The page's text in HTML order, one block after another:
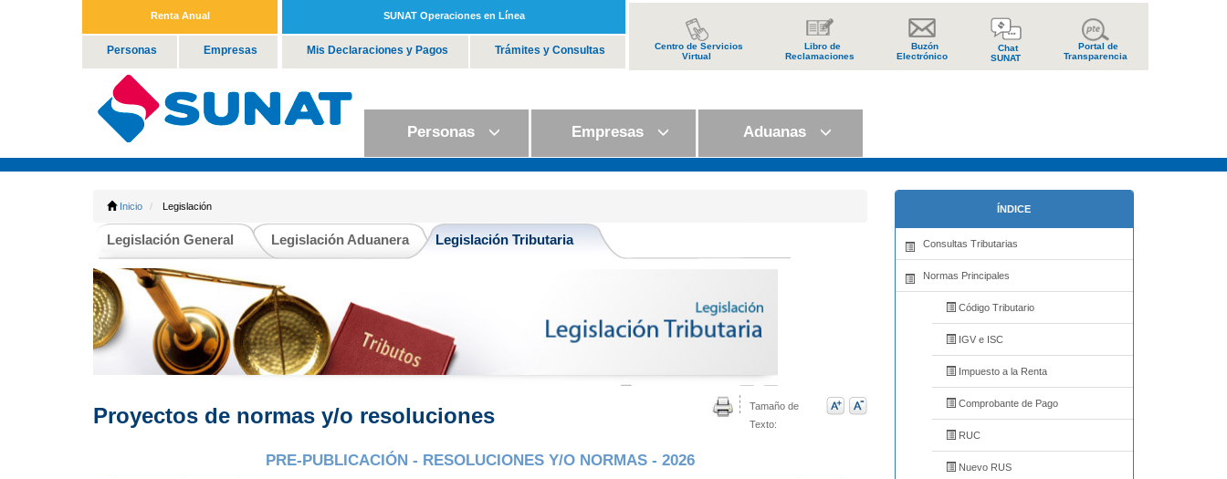
Renta Anual
Personas Empresas
SUNAT Operaciones en Línea
Mis Declaraciones y Pagos Trámites y Consultas
Centro de Servicios
Virtual
Libro de
Reclamaciones
Buzón
Electrónico
Chat
SUNAT
Portal de
Transparencia
Personas Empresas Aduanas
Inicio Legislación
Legislación General Legislación Aduanera Legislación Tributaria
Tamaño de
Texto:
Proyectos de normas y/o resoluciones
PRE-PUBLICACIÓN - RESOLUCIONES Y/O NORMAS - 2026
ÍNDICE
Consultas Tributarias
Normas Principales
Código Tributario
IGV e ISC
Impuesto a la Renta
Comprobante de Pago
RUC
Nuevo RUS